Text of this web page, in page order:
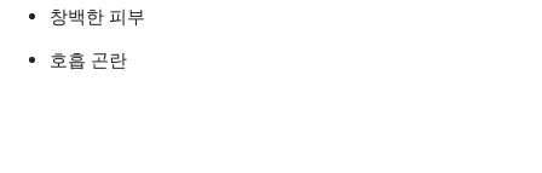
창백한 피부
호흡 곤란